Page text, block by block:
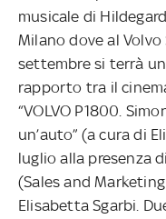
musicale di
Milano dove al
settembre si terrà
rapporto tra il
“VOLVO P1800.
un’auto” (a cura di
luglio alla presenza
(Sales and
Elisabetta Sgarbi.